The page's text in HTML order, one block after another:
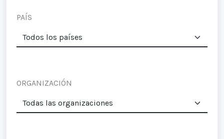
PAÍS
ORGANIZACIÓN